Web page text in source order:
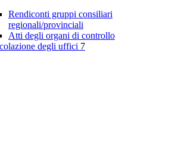
Rendiconti gruppi consiliari
regionali/provinciali
Atti degli organi di controllo
degli uffici 7